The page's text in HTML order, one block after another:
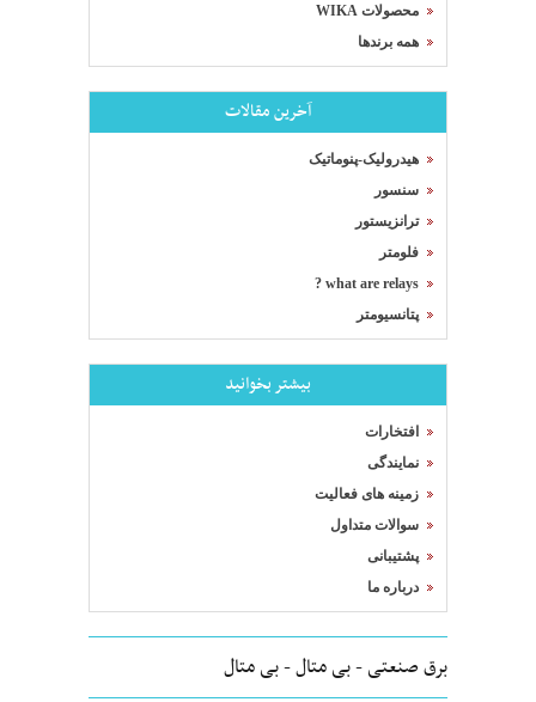
محصولات WIKA
همه برندها
آخرین مقالات
هیدرولیک-پنوماتیک
سنسور
ترانزیستور
فلومتر
what are relays ?
پتانسیومتر
بیشتر بخوانید
افتخارات
نمایندگی
زمینه های فعالیت
سوالات متداول
پشتیبانی
درباره ما
برق صنعتی - بی متال - بی متال